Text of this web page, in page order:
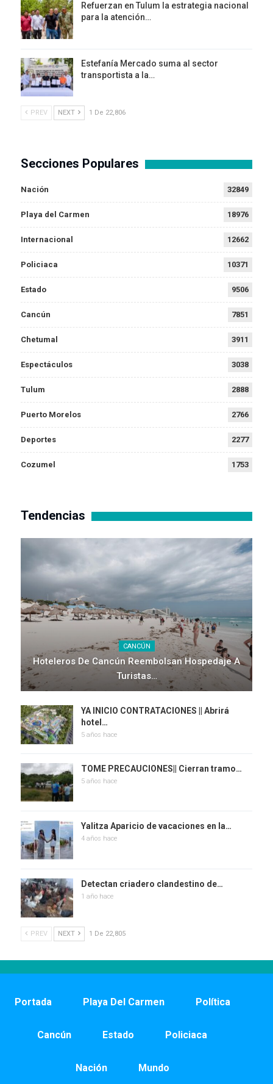
Refuerzan en Tulum la estrategia nacional
para la atención…
Estefanía Mercado suma al sector
transportista a la…
PREV NEXT 1 De 22,806
Secciones Populares
Nación 32849
Playa del Carmen 18976
Internacional 12662
Policiaca 10371
Estado 9506
Cancún 7851
Chetumal 3911
Espectáculos 3038
Tulum 2888
Puerto Morelos 2766
Deportes 2277
Cozumel 1753
Tendencias
CANCÚN
Hoteleros De Cancún Reembolsan Hospedaje A
Turistas…
YA INICIO CONTRATACIONES || Abrirá
hotel…
5 años hace
TOME PRECAUCIONES|| Cierran tramo…
5 años hace
Yalitza Aparicio de vacaciones en la…
4 años hace
Detectan criadero clandestino de…
1 año hace
PREV NEXT 1 De 22,805
Portada Playa Del Carmen Política
Cancún Estado Policiaca
Nación Mundo